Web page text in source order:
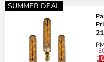
SUMMER DEAL
-